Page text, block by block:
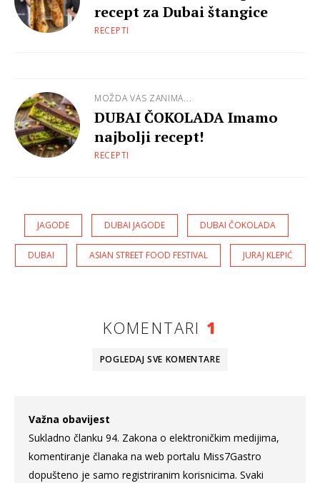
recept za Dubai štangice
RECEPTI
MOŽDA VAS ZANIMA...
DUBAI ČOKOLADA Imamo
najbolji recept!
RECEPTI
JAGODE DUBAI JAGODE DUBAI ČOKOLADA
DUBAI ASIAN STREET FOOD FESTIVAL JURAJ KLEPIĆ
KOMENTARI 1
POGLEDAJ SVE KOMENTARE
Važna obavijest
Sukladno članku 94. Zakona o elektroničkim medijima,
komentiranje članaka na web portalu Miss7Gastro
dopušteno je samo registriranim korisnicima. Svaki